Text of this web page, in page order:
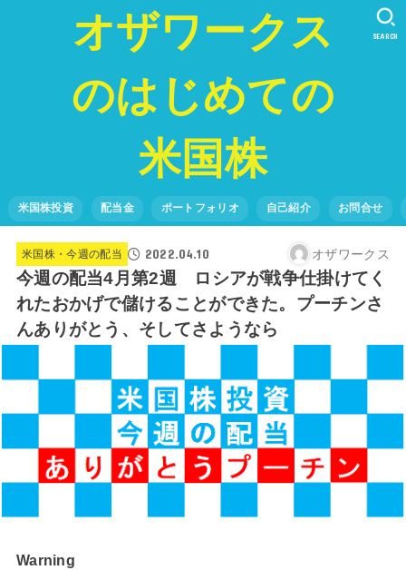
オザワークス
のはじめての
米国株
米国株投資 配当金 ポートフォリオ 自己紹介 お問合せ
SEARCH
米国株・今週の配当 2022.04.10 オザワークス
今週の配当4月第2週 ロシアが戦争仕掛けてく
れたおかげで儲けることができた。プーチンさ
んありがとう、そしてさようなら
Warning